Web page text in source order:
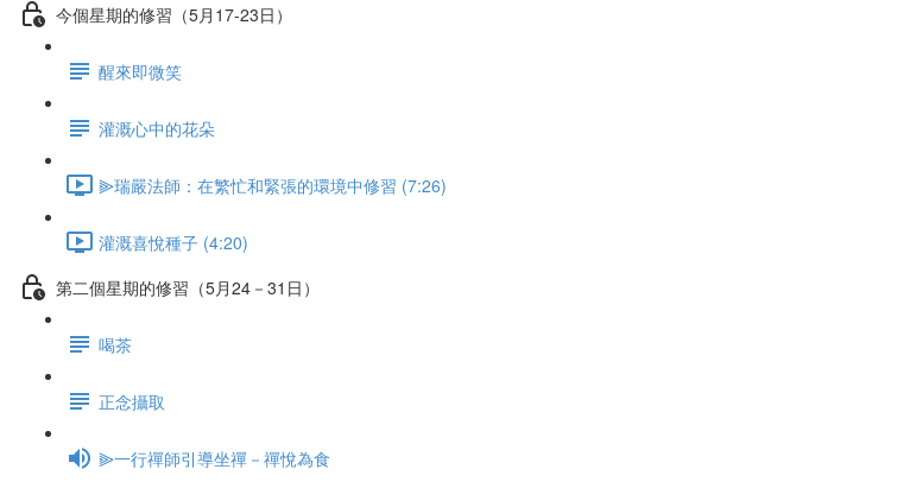
今個星期的修習（5月17-23日）
醒來即微笑
灌溉心中的花朵
⫸瑞嚴法師：在繁忙和緊張的環境中修習 (7:26)
灌溉喜悅種子 (4:20)
第二個星期的修習（5月24－31日）
喝茶
正念攝取
⫸一行禪師引導坐禪－禪悅為食